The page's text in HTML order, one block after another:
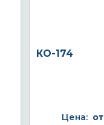
КО-174
Цена: от